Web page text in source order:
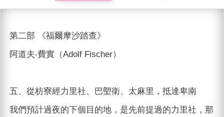
第二部 《福爾摩沙踏查》
阿道夫‧費實（Adolf Fischer）
五、從枋寮經力里社、巴塱衛、太麻里，抵達卑南
我們預計過夜的下個目的地，是先前提過的力里社，那